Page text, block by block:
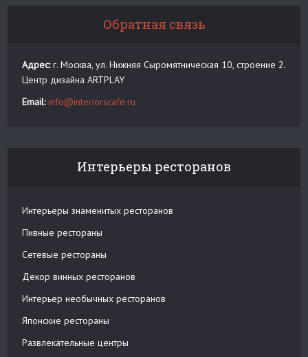
Обратная связь
Адрес:г. Москва, ул. Нижняя Сыромятническая 10, строение 2.
Центр дизайна ARTPLAY
Email: info@interiorscafe.ru
Интерьеры ресторанов
Интерьеры знаменитых ресторанов
Пивные рестораны
Сетевые рестораны
Декор винных ресторанов
Интерьер необычных ресторанов
Японские рестораны
Развлекательные центры